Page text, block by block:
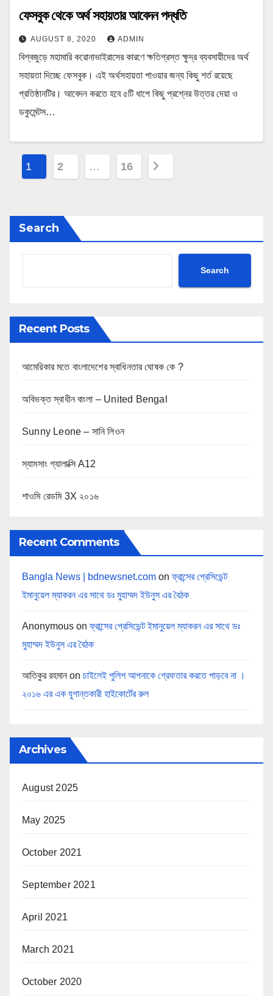
ফেসবুক থেকে অর্থ সহায়তার আবেদন পদ্ধতি
AUGUST 8, 2020 ADMIN
বিশ্বজুড়ে মহামারি করোনাভাইরাসের কারণে ক্ষতিগ্রস্ত ক্ষুদ্র ব্যবসায়ীদের অর্থ
সহায়তা দিচ্ছে ফেসবুক। এই অর্থসহায়তা পাওয়ার জন্য কিছু শর্ত রয়েছে
প্রতিষ্ঠানটির। আবেদন করতে হবে ৫টি ধাপে কিছু প্রশ্নের উত্তর দেয়া ও
ডকুমেন্টস…
P
s
t
a
g
i
n
t
i
o
1 2 … 16
Search
Search
Recent Posts
আমেরিকার মতে বাংলাদেশের স্বাধিনতার ঘোষক কে ?
অবিভক্ত স্বাধীন বাংলা – United Bengal
Sunny Leone – সানি লিওন
স্যামসাং গ্যালাক্সি A12
শাওমি রেডমি 3X ২০১৬
Recent Comments
Bangla News | bdnewsnet.com onফ্রান্সের প্রেসিডেন্ট
ইমানুয়েল ম্যাকরন এর সাথে ডঃ মুহাম্মদ ইউনুস এর বৈঠক
Anonymous onফ্রান্সের প্রেসিডেন্ট ইমানুয়েল ম্যাকরন এর সাথে ডঃ
মুহাম্মদ ইউনুস এর বৈঠক
আতিকুর রহমান on চাইলেই পুলিশ আপনাকে গ্রেফতার করতে পাড়বে না ।
২০১৬ এর এক যুগান্তকারী হাইকোর্টের রুল
Archives
August 2025
May 2025
October 2021
September 2021
April 2021
March 2021
October 2020